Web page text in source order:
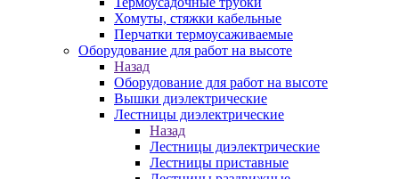
Хомуты, стяжки кабельные
Перчатки термоусаживаемые
Оборудование для работ на высоте
Назад
Оборудование для работ на высоте
Вышки диэлектрические
Лестницы диэлектрические
Назад
Лестницы диэлектрические
Лестницы приставные